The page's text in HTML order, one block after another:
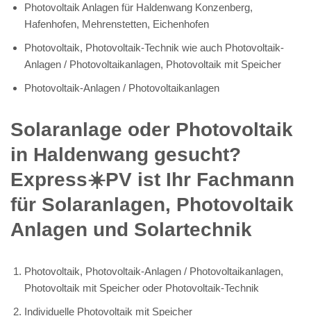
Photovoltaik Anlagen für Haldenwang Konzenberg,
Hafenhofen, Mehrenstetten, Eichenhofen
Photovoltaik, Photovoltaik-Technik wie auch Photovoltaik-
Anlagen / Photovoltaikanlagen, Photovoltaik mit Speicher
Photovoltaik-Anlagen / Photovoltaikanlagen
Solaranlage oder Photovoltaik
in Haldenwang gesucht?
Express☀️PV️ ist Ihr Fachmann
für Solaranlagen, Photovoltaik
Anlagen und Solartechnik
Photovoltaik, Photovoltaik-Anlagen / Photovoltaikanlagen,
Photovoltaik mit Speicher oder Photovoltaik-Technik
Individuelle Photovoltaik mit Speicher